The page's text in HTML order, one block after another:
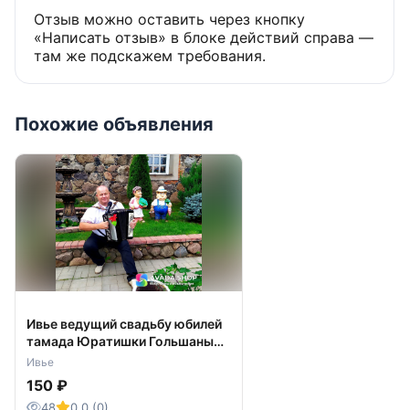
Отзыв можно оставить через кнопку
«Написать отзыв» в блоке действий справа —
там же подскажем требования.
Похожие объявления
Ивье ведущий свадьбу юбилей
тамада Юратишки Гольшаны
Боруны Сморгонь Крево
Ивье
150 ₽